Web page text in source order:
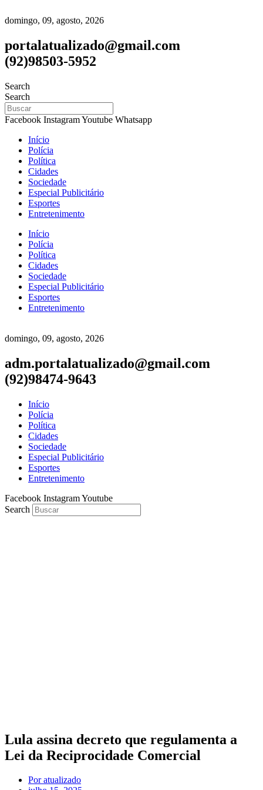
domingo, 09, agosto, 2026
portalatualizado@gmail.com
(92)98503-5952
Search
Search
Facebook InstagramYoutube Whatsapp
Início
Polícia
Política
Cidades
Sociedade
Especial Publicitário
Esportes
Entretenimento
Início
Polícia
Política
Cidades
Sociedade
Especial Publicitário
Esportes
Entretenimento
domingo, 09, agosto, 2026
adm.portalatualizado@gmail.com
(92)98474-9643
Início
Polícia
Política
Cidades
Sociedade
Especial Publicitário
Esportes
Entretenimento
Facebook InstagramYoutube
Search
Lula assina decreto que regulamenta a
Lei da Reciprocidade Comercial
Poratualizado